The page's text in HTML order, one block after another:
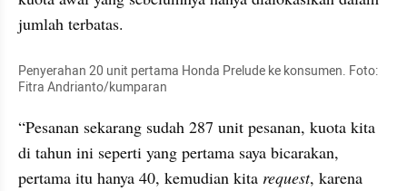
jumlah terbatas.
Penyerahan 20 unit pertama Honda Prelude ke konsumen. Foto:
Fitra Andrianto/kumparan
“Pesanan sekarang sudah 287 unit pesanan, kuota kita
di tahun ini seperti yang pertama saya bicarakan,
pertama itu hanya 40, kemudian kita request, karena